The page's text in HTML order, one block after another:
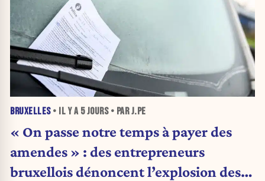
BRUXELLES• IL Y A 5 JOURS• PAR J.PE
« On passe notre temps à payer des
amendes » : des entrepreneurs
bruxellois dénoncent l’explosion des